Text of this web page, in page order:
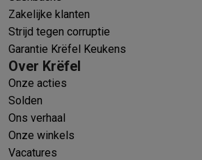
Zakelijke klanten
Strijd tegen corruptie
Garantie Krëfel Keukens
Over Krëfel
Onze acties
Solden
Ons verhaal
Onze winkels
Vacatures